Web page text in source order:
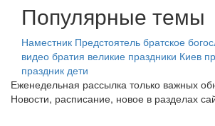
Популярные темы
Наместник Предстоятель братское
видео братия великие праздники Киев
праздник дети
Еженедельная рассылка только важных
Новости, расписание, новое в разделах